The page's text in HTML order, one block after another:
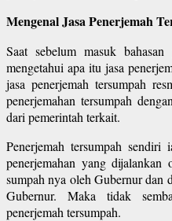
Mengenal Jasa Penerjemah
Saat sebelum masuk
mengetahui apa itu jasa
jasa penerjemah tersumpah
penerjemahan tersumpah
dari pemerintah terkait.
Penerjemah tersumpah
penerjemahan yang
sumpah nya oleh Gubernur dan
Gubernur. Maka tidak
penerjemah tersumpah.